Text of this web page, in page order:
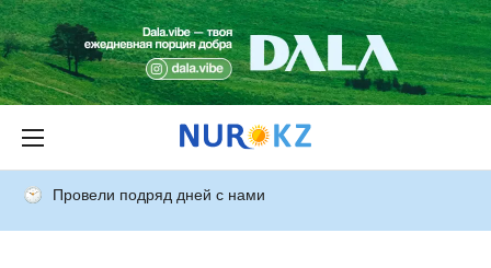
Провели подряд дней с нами